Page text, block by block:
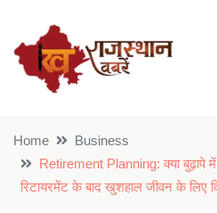
Home
Business
Retirement Planning: क्या बुढ़ापे
रिटायरमेंट के बाद खुशहाल जीवन के लिए